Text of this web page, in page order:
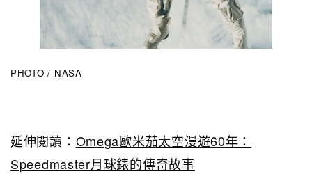
PHOTO / NASA
延伸閱讀： Omega歐米茄太空漫遊60年：
Speedmaster月球錶的傳奇故事